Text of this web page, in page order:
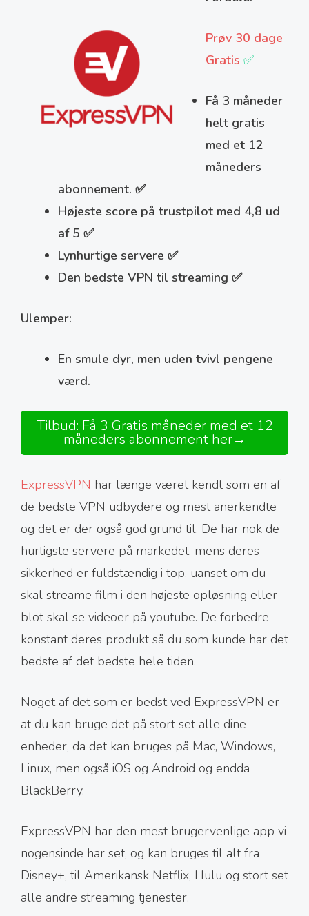
Prøv 30 dage
Gratis ✅
Få 3 måneder
helt gratis
med et 12
måneders
abonnement. ✅
Højeste score på trustpilot med 4,8 ud
af 5 ✅
Lynhurtige servere ✅
Den bedste VPN til streaming ✅
Ulemper:
En smule dyr, men uden tvivl pengene
værd.
Tilbud: Få 3 Gratis måneder med et 12
måneders abonnement her→
ExpressVPN har længe været kendt som en af
de bedste VPN udbydere og mest anerkendte
og det er der også god grund til. De har nok de
hurtigste servere på markedet, mens deres
sikkerhed er fuldstændig i top, uanset om du
skal streame film i den højeste opløsning eller
blot skal se videoer på youtube. De forbedre
konstant deres produkt så du som kunde har det
bedste af det bedste hele tiden.
Noget af det som er bedst ved ExpressVPN er
at du kan bruge det på stort set alle dine
enheder, da det kan bruges på Mac, Windows,
Linux, men også iOS og Android og endda
BlackBerry.
ExpressVPN har den mest brugervenlige app vi
nogensinde har set, og kan bruges til alt fra
Disney+, til Amerikansk Netflix, Hulu og stort set
alle andre streaming tjenester.